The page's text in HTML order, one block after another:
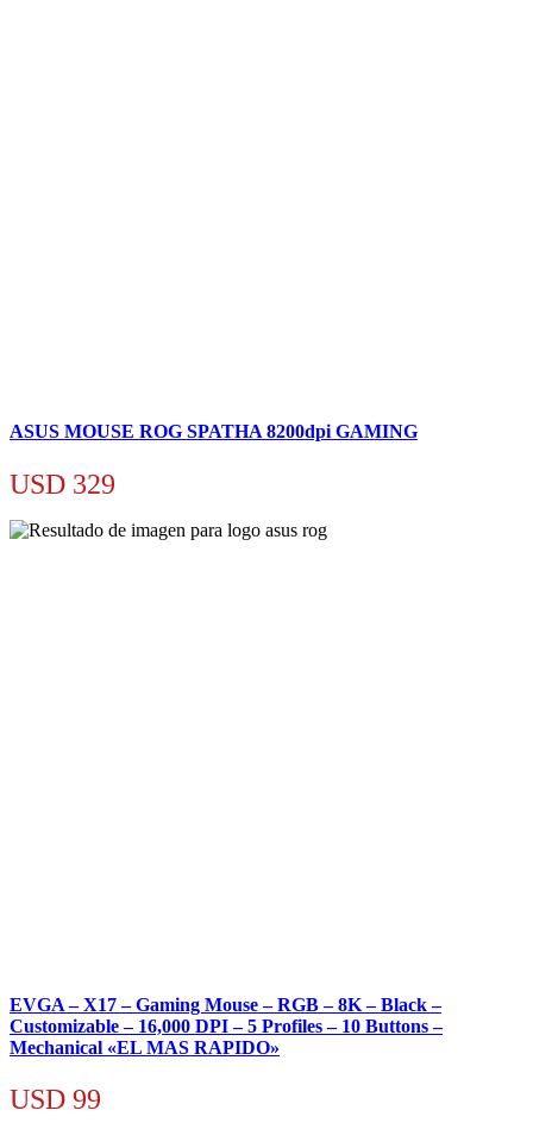
ASUS MOUSE ROG SPATHA 8200dpi GAMING
USD 329
EVGA – X17 – Gaming Mouse – RGB – 8K – Black –
Customizable – 16,000 DPI – 5 Profiles – 10 Buttons –
Mechanical «EL MAS RAPIDO»
USD 99